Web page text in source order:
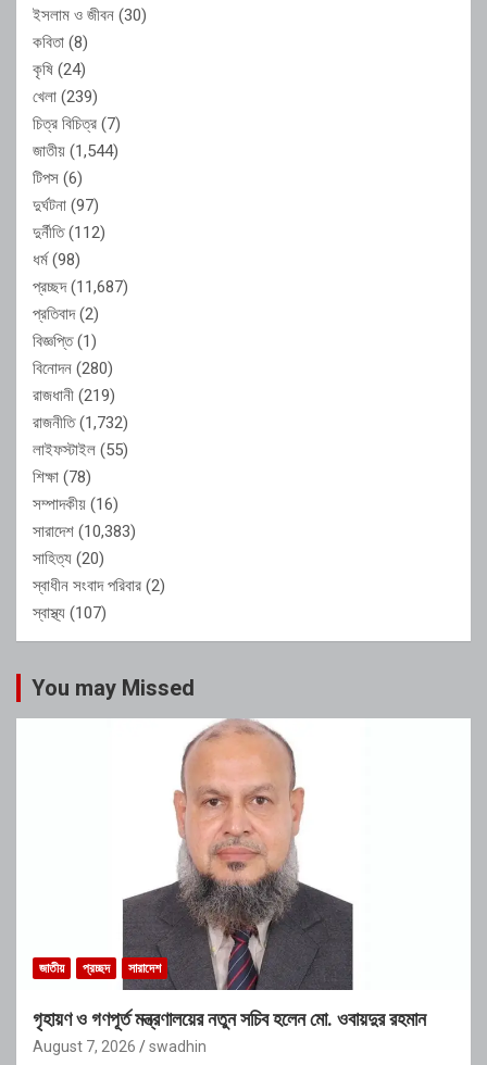
ইসলাম ও জীবন (30)
কবিতা (8)
কৃষি (24)
খেলা (239)
চিত্র বিচিত্র (7)
জাতীয় (1,544)
টিপস (6)
দুর্ঘটনা (97)
দুর্নীতি(112)
ধর্ম(98)
প্রচ্ছদ(11,687)
প্রতিবাদ(2)
বিজ্ঞপ্তি(1)
বিনোদন (280)
রাজধানী (219)
রাজনীতি(1,732)
লাইফস্টাইল (55)
শিক্ষা (78)
সম্পাদকীয় (16)
সারাদেশ (10,383)
সাহিত্য (20)
স্বাধীন সংবাদ পরিবার (2)
স্বাস্থ্য (107)
You may Missed
জাতীয় প্রচ্ছদ সারাদেশ
গৃহায়ণ ও গণপূর্ত মন্ত্রণালয়ের নতুন সচিব হলেন মো. ওবায়দুর রহমান
August 7, 2026 swadhin